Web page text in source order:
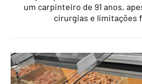
um carpinteiro de 91 anos,
cirurgias e limitações